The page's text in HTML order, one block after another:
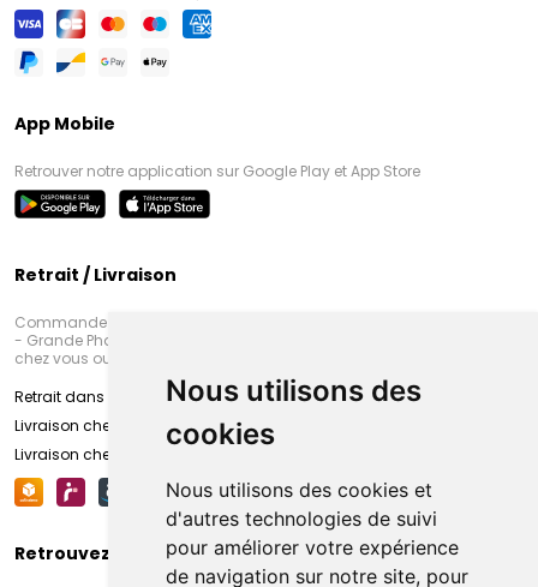
Nous utilisons des
cookies
Nous utilisons des cookies et
d'autres technologies de suivi
pour améliorer votre expérience
de navigation sur notre site, pour
App Mobile
Retrouver notre application sur Google Play et App Store
Retrait / Livraison
Commandez en ligne et venez chercher votre commande à Amiens
- Grande Pharmacie d’Amiens (Fachon) ou recevez-là rapidement
chez vous ou en point retrait
Retrait dans la pharmacie d’Amiens
Livraison chez vous
Livraison chez votre commerçant
Retrouvez-nous sur vos réseaux sociaux